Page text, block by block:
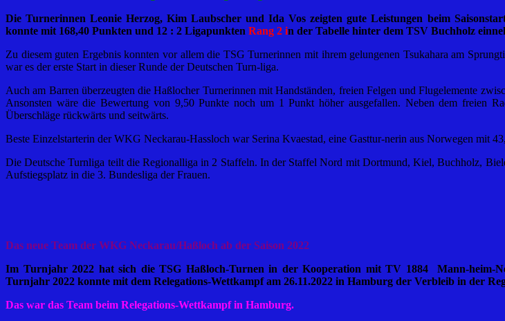
Die Turnerinnen Leonie Herzog, Kim Laubscher und Ida Vos zeigten gute Leistungen beim
konnte mit 168,40 Punkten und 12 : 2 Ligapunkten Rang 2 in der Tabelle hinter dem TSV Buchholz
Zu diesem guten Ergebnis konnten vor allem die TSG Turnerinnen mit ihrem gelungenen Tsukahara am
war es der erste Start in dieser Runde der Deutschen Turn-liga.
Auch am Barren überzeugten die Haßlocher Turnerinnen mit Handständen, freien Felgen und Flugelemente
Ansonsten wäre die Bewertung von 9,50 Punkte noch um 1 Punkt höher ausgefallen. Neben dem freien
Überschläge rückwärts und seitwärts.
Beste Einzelstarterin der WKG Neckarau-Hassloch war Serina Kvaestad, eine Gasttur-nerin aus Norwegen mit
Die Deutsche Turnliga teilt die Regionalliga in 2 Staffeln. In der Staffel Nord mit Dortmund, Kiel, Buchholz,
Aufstiegsplatz in die 3. Bundesliga der Frauen.
Das neue Team der WKG Neckarau/Haßloch ab der Saison 2022
Im Turnjahr 2022 hat sich die TSG Haßloch-Turnen in der Kooperation mit TV 1884 Mann-heim-
Turnjahr 2022 konnte mit dem Relegations-Wettkampf am 26.11.2022 in Hamburg der Verbleib in der
Das war das Team beim Relegations-Wettkampf in Hamburg.